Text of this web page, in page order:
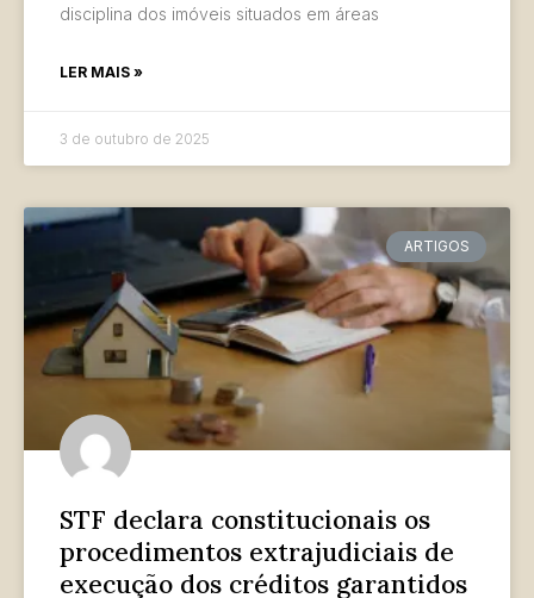
disciplina dos imóveis situados em áreas
LER MAIS »
3 de outubro de 2025
ARTIGOS
STF declara constitucionais os
procedimentos extrajudiciais de
execução dos créditos garantidos